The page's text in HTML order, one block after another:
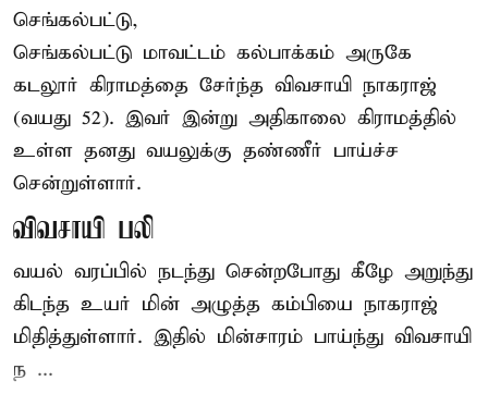
செங்கல்பட்டு,
செங்கல்பட்டு மாவட்டம் கல்பாக்கம் அருகே
கடலூர் கிராமத்தை சேர்ந்த விவசாயி நாகராஜ்
(வயது 52). இவர் இன்று அதிகாலை கிராமத்தில்
உள்ள தனது வயலுக்கு தண்ணீர் பாய்ச்ச
சென்றுள்ளார்.
விவசாயி பலி
வயல் வரப்பில் நடந்து சென்றபோது கீழே அறுந்து
கிடந்த உயர் மின் அழுத்த கம்பியை நாகராஜ்
மிதித்துள்ளார். இதில் மின்சாரம் பாய்ந்து விவசாயி
ந ...